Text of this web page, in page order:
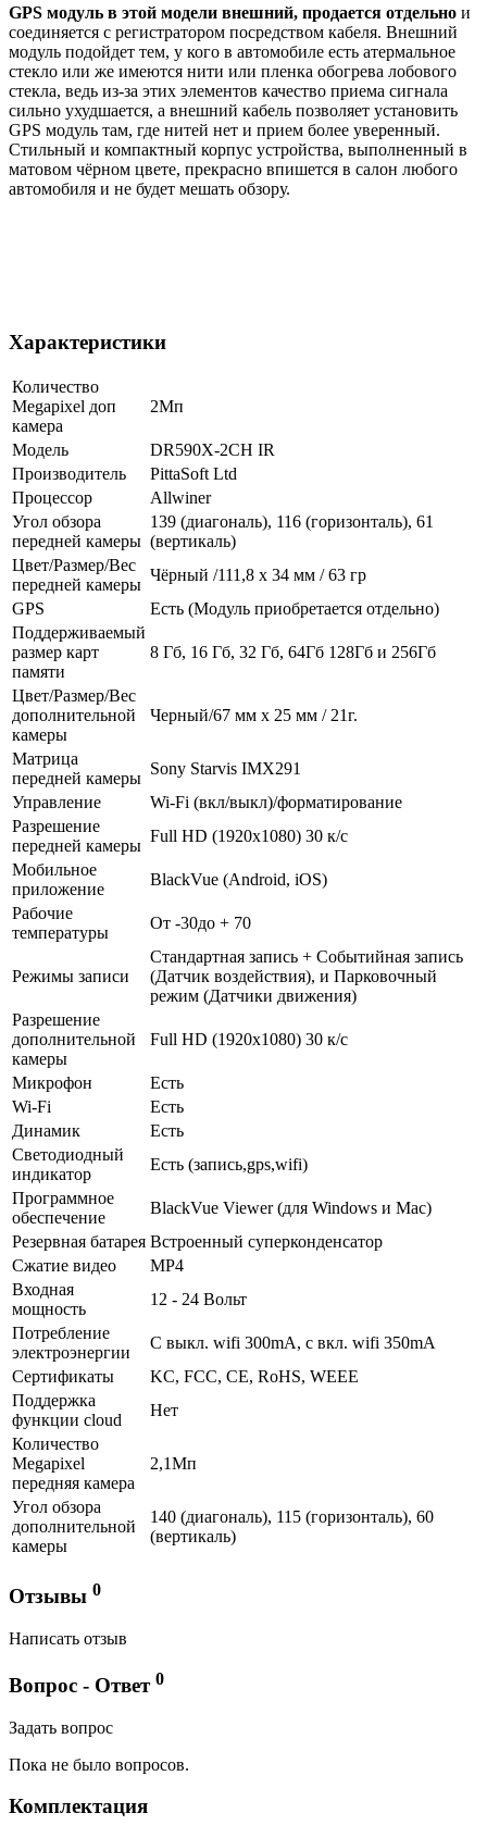
GPS модуль в этой модели внешний, продается отдельно и
соединяется с регистратором посредством кабеля. Внешний
модуль подойдет тем, у кого в автомобиле есть атермальное
стекло или же имеются нити или пленка обогрева лобового
стекла, ведь из-за этих элементов качество приема сигнала
сильно ухудшается, а внешний кабель позволяет установить
GPS модуль там, где нитей нет и прием более уверенный.
Стильный и компактный корпус устройства, выполненный в
матовом чёрном цвете, прекрасно впишется в салон любого
автомобиля и не будет мешать обзору.
Характеристики
Количество
Megapixel доп
камера
2Мп
Модель
DR590X-2CH IR
Производитель
PittaSoft Ltd
Процессор
Allwiner
Угол обзора
передней камеры
139 (диагональ), 116 (горизонталь), 61
(вертикаль)
Цвет/Размер/Вес
передней камеры
Чёрный /111,8 х 34 мм / 63 гр
GPS
Есть (Модуль приобретается отдельно)
Поддерживаемый
размер карт
памяти
8 Гб, 16 Гб, 32 Гб, 64Гб 128Гб и 256Гб
Цвет/Размер/Вес
дополнительной
камеры
Черный/67 мм x 25 мм / 21г.
Матрица
передней камеры
Sony Starvis IMX291
Управление
Wi-Fi (вкл/выкл)/форматирование
Разрешение
передней камеры
Full HD (1920x1080) 30 к/с
Мобильное
приложение
BlackVue (Android, iOS)
Рабочие
температуры
От -30до + 70
Режимы записи
Стандартная запись + Событийная запись
(Датчик воздействия), и Парковочный
режим (Датчики движения)
Разрешение
дополнительной
камеры
Full HD (1920x1080) 30 к/с
Микрофон
Есть
Wi-Fi
Есть
Динамик
Есть
Светодиодный
индикатор
Есть (запись,gps,wifi)
Программное
обеспечение
BlackVue Viewer (для Windows и Mac)
Резервная батарея Встроенный суперконденсатор
Сжатие видео
MP4
Входная
мощность
12 - 24 Вольт
Потребление
электроэнергии
С выкл. wifi 300mA, с вкл. wifi 350mA
Сертификаты
KC, FCC, CE, RoHS, WEEE
Поддержка
функции cloud
Нет
Количество
Megapixel
передняя камера
2,1Мп
Угол обзора
дополнительной
камеры
140 (диагональ), 115 (горизонталь), 60
(вертикаль)
Отзывы 0
Написать отзыв
Вопрос - Ответ 0
Задать вопрос
Пока не было вопросов.
Комплектация